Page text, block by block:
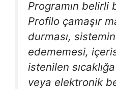
Programın belirli
Profilo çamaşır
durması,
edememesi,
istenilen
veya elektronik